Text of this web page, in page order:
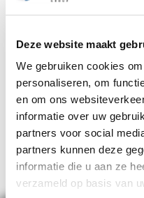
Deze website maakt
We gebruiken cookies
personaliseren, om
en om ons
informatie over uw
partners voor social
partners kunnen deze
informatie die u aan ze
verzameld op basis van
Subsidie op
doelgroepvermindering van
09/06/2026
Korting op werkgeverskosten
als Nederlandse werkgever
u mogelijk gebruik maken van
Lees verder >